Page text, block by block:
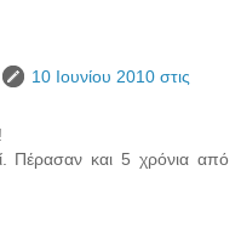
10 Ιουνίου 2010 στις
Πέρασαν και 5 χρόνια από